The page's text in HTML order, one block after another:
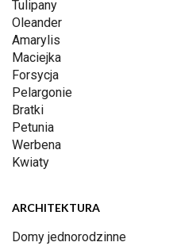
Tulipany
Oleander
Amarylis
Maciejka
Forsycja
Pelargonie
Bratki
Petunia
Werbena
Kwiaty
ARCHITEKTURA
Domy jednorodzinne